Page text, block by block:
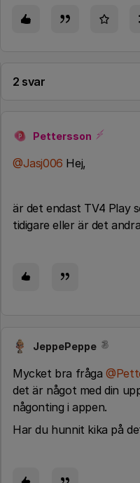
2 svar
P Pettersson
@Jasj006 Hej,
är det endast TV4 Play
tidigare eller är det
JeppePeppe
Mycket bra fråga
det är något med din
någonting i appen.
Har du hunnit kika på